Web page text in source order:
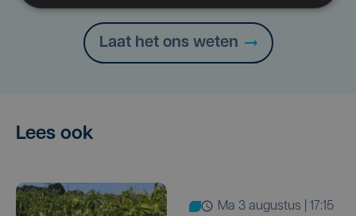
Laat het ons weten
Lees ook
ma 3 augustus | 17:15